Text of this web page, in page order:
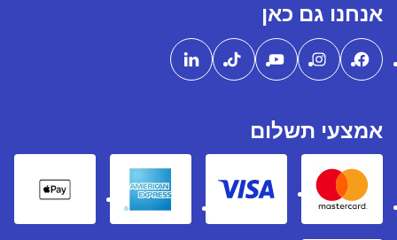
אנחנו גם כאן
אמצעי תשלום
Mastercard
Visa
American express
Pay